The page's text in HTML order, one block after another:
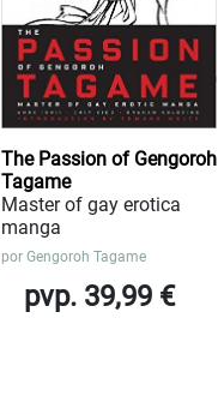
The Passion of Gengoroh
Tagame
Master of gay erotica
manga
porGengoroh Tagame
pvp. 39,99 €